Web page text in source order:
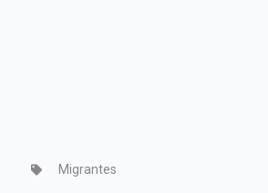
Migrantes